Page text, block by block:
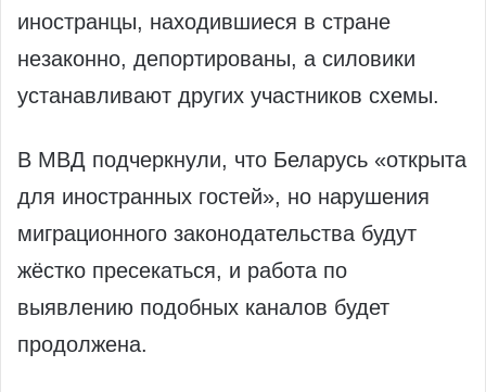
иностранцы, находившиеся в стране
незаконно, депортированы, а силовики
устанавливают других участников схемы.
В МВД подчеркнули, что Беларусь «открыта
для иностранных гостей», но нарушения
миграционного законодательства будут
жёстко пресекаться, и работа по
выявлению подобных каналов будет
продолжена.